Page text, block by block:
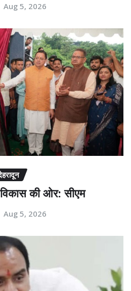
Aug 5, 2026
की ओर: सीएम
Aug 5, 2026